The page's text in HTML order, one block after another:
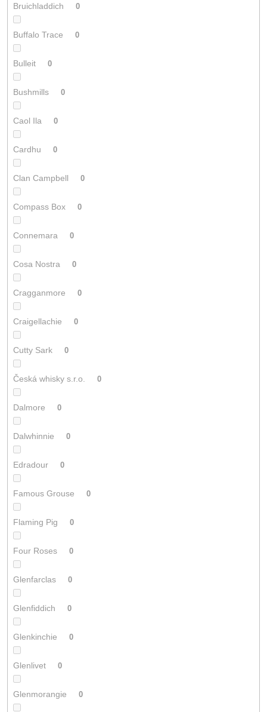
Bruichladdich 0
Buffalo Trace 0
Bulleit 0
Bushmills 0
Caol Ila 0
Cardhu 0
Clan Campbell 0
Compass Box 0
Connemara 0
Cosa Nostra 0
Cragganmore 0
Craigellachie 0
Cutty Sark 0
Česká whisky s.r.o. 0
Dalmore 0
Dalwhinnie 0
Edradour 0
Famous Grouse 0
Flaming Pig 0
Four Roses 0
Glenfarclas 0
Glenfiddich 0
Glenkinchie 0
Glenlivet 0
Glenmorangie 0